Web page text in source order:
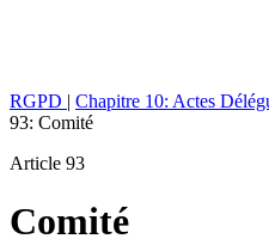
RGPD | Chapitre 10: Actes
93: Comité
Article 93
Comité